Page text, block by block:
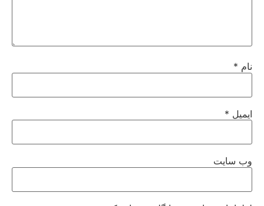
نام *
ایمیل *
وب‌ سایت